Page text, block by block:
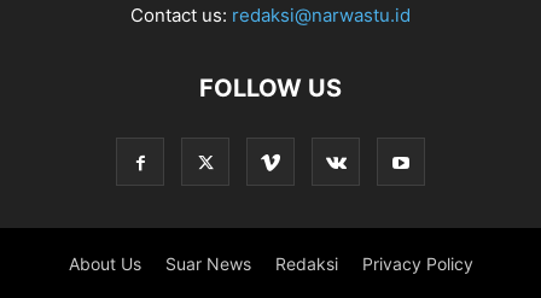
Contact us: redaksi@narwastu.id
FOLLOW US
About Us Suar News Redaksi Privacy Policy